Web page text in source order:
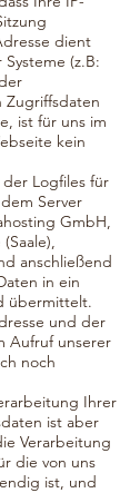
dient
(z.B:
Zugriffsdaten
ist für uns im
kein
der Logfiles für
Server
GmbH,
anschließend
in ein
übermittelt.
und der
Aufruf unserer
noch
Ihrer
ist aber
Verarbeitung
die von uns
ist, und